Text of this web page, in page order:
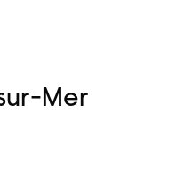
Mer